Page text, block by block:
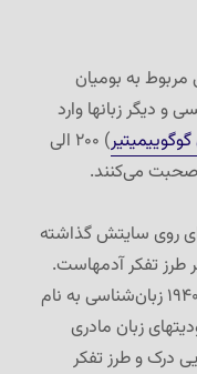
به بومیان
و دیگر زبانها وارد
گوگوییمیتیر
) ۲۰۰ الی
روی سایتش گذاشته
طرز تفکر آدمهاست.
زبان مادری
درک و طرز تفکر